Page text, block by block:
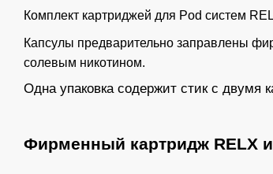
Комплект картриджей для Pod систем
Капсулы предварительно заправлены
солевым никотином.
Одна упаковка содержит стик с
Фирменный картридж RELX